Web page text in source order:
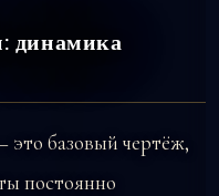
динамика
это базовый чертёж,
постоянно